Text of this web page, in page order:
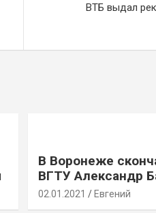
ВТБ выдал
В Воронеже
ВГТУ Александр
02.01.2021 Евгений